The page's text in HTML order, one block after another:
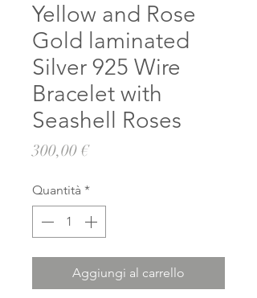
Yellow and Rose
Gold laminated
Silver 925 Wire
Bracelet with
Seashell Roses
300,00 €Prezzo
Quantità *
Aggiungi al carrello